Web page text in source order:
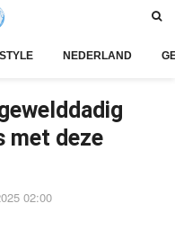
NEDERLAND
met deze
02:00